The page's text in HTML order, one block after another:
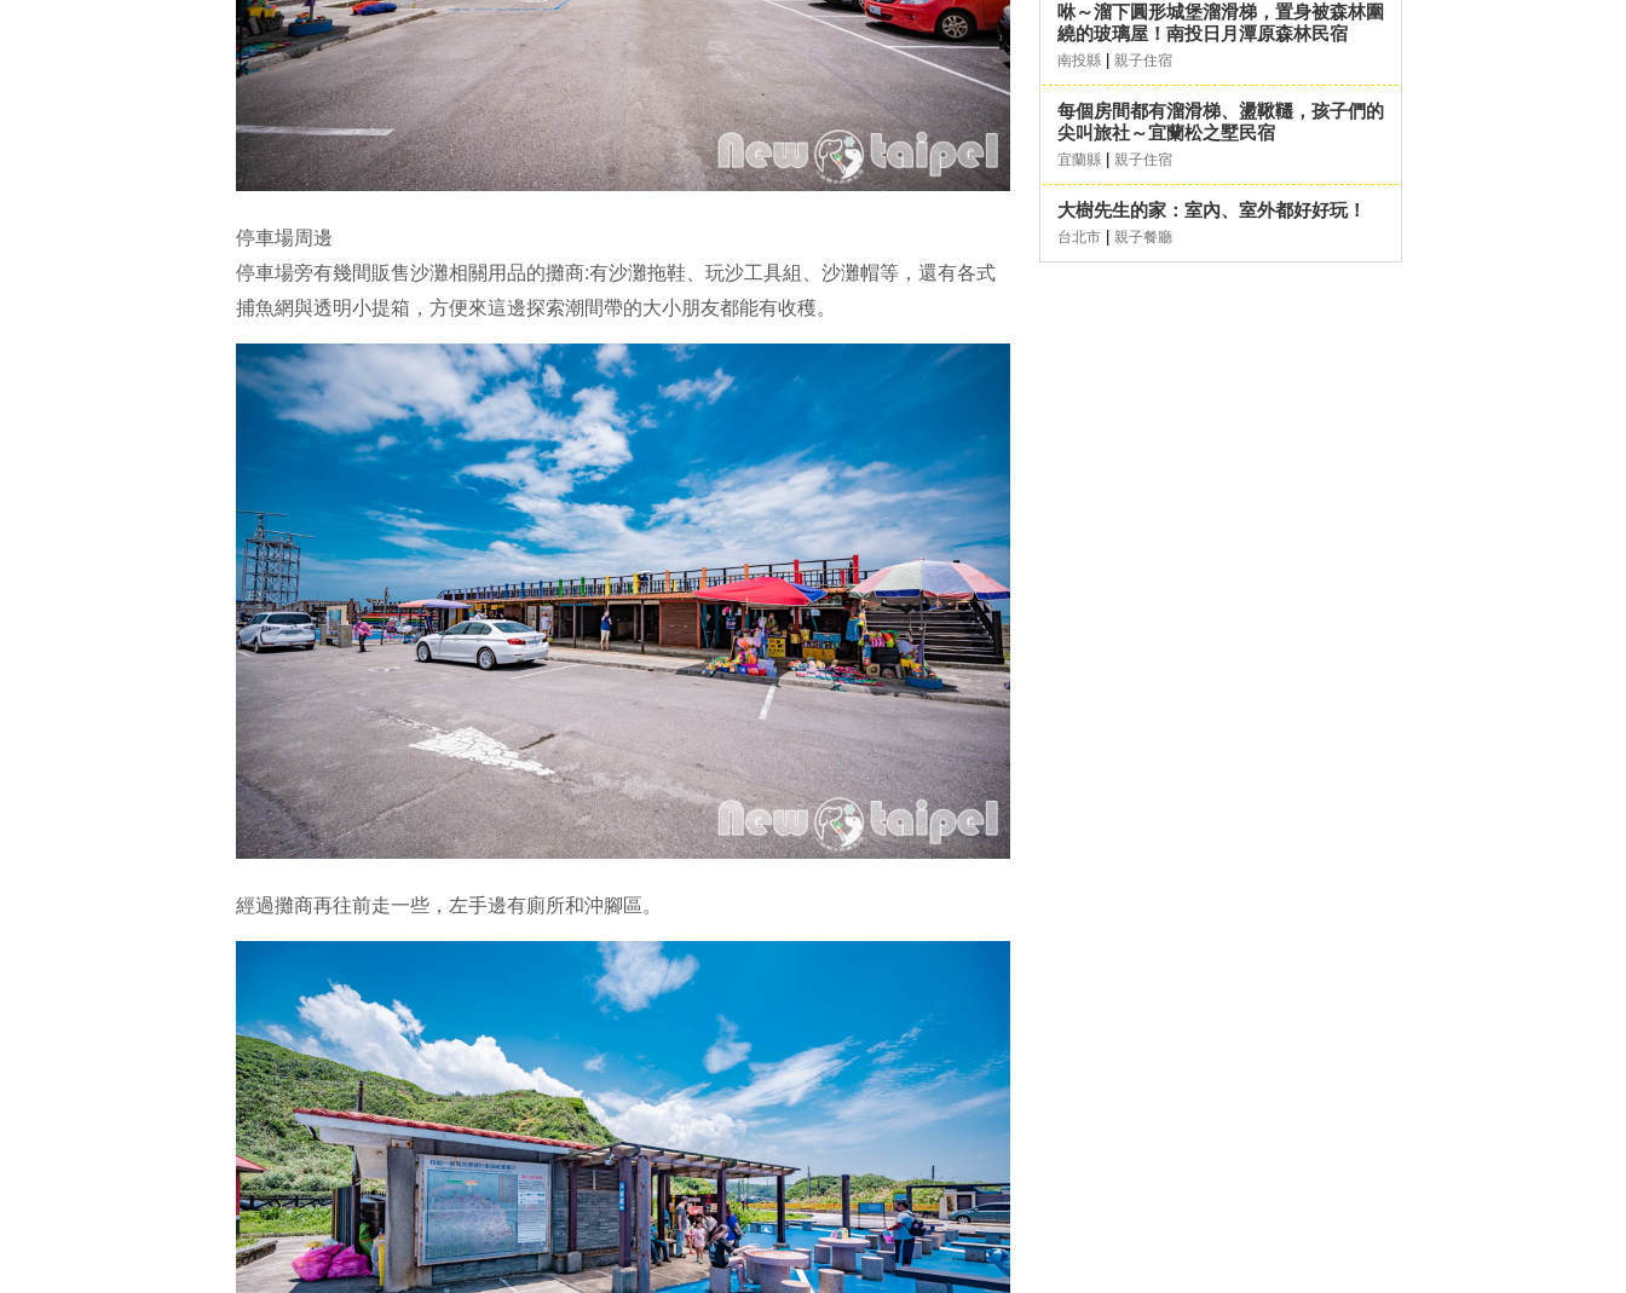
停車場周邊
停車場旁有幾間販售沙灘相關用品的攤商:有沙灘拖鞋、玩沙工具組、沙灘帽等，還有各式
捕魚網與透明小提箱，方便來這邊探索潮間帶的大小朋友都能有收穫。
經過攤商再往前走一些，左手邊有廁所和沖腳區。
咻～溜下圓形城堡溜滑梯，置身被森林圍
繞的玻璃屋！南投日月潭原森林民宿
南投縣 親子住宿
每個房間都有溜滑梯、盪鞦韆，孩子們的
尖叫旅社～宜蘭松之墅民宿
宜蘭縣 親子住宿
大樹先生的家：室內、室外都好好玩！
台北市 親子餐廳